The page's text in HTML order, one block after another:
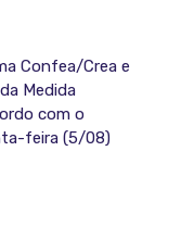
Confea/Crea e
Medida
com o
feira (5/08)